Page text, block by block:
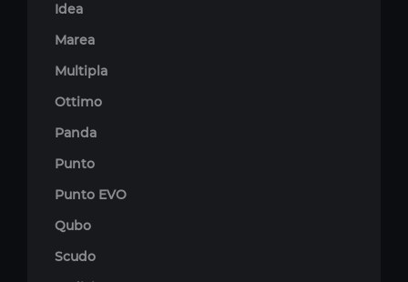
Idea
Marea
Multipla
Ottimo
Panda
Punto
Punto EVO
Qubo
Scudo